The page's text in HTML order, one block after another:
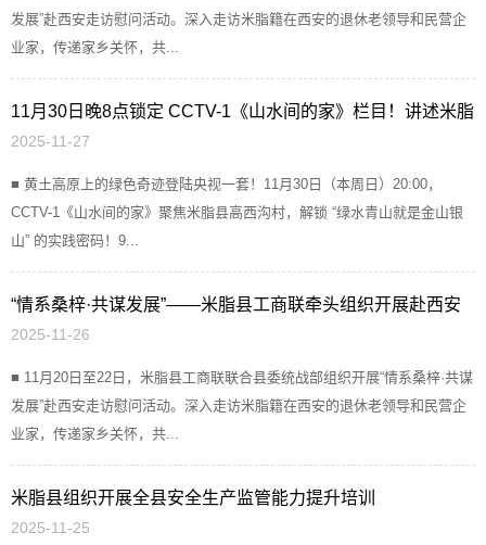
发展”赴西安走访慰问活动。深入走访米脂籍在西安的退休老领导和民营企
业家，传递家乡关怀，共...
11月30日晚8点锁定 CCTV-1《山水间的家》栏目！讲述米脂
县高西沟村梯田叠翠绿生金
2025-11-27
■ 黄土高原上的绿色奇迹登陆央视一套！11月30日（本周日）20:00，
CCTV-1《山水间的家》聚焦米脂县高西沟村，解锁 “绿水青山就是金山银
山” 的实践密码！9...
“情系桑梓·共谋发展”——米脂县工商联牵头组织开展赴西安
走访慰问活动
2025-11-26
■ 11月20日至22日，米脂县工商联联合县委统战部组织开展“情系桑梓·共谋
发展”赴西安走访慰问活动。深入走访米脂籍在西安的退休老领导和民营企
业家，传递家乡关怀，共...
米脂县组织开展全县安全生产监管能力提升培训
2025-11-25